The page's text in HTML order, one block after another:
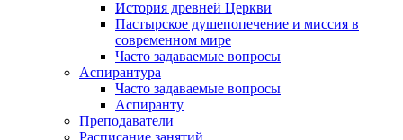
История древней Церкви
Пастырское душепопечение и миссия в
современном мире
Часто задаваемые вопросы
Аспирантура
Часто задаваемые вопросы
Аспиранту
Преподаватели
Расписание занятий